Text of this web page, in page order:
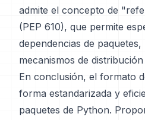
admite el concepto de
(PEP 610), que permite
dependencias de
mecanismos de
En conclusión, el formato
forma estandarizada y
paquetes de Python.